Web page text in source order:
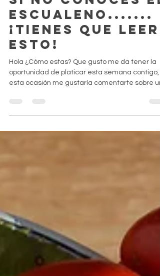
Si no conoces el
escualeno.......
¡tienes que leer
esto!
Hola ¿Cómo estas? Que gusto me da tener la